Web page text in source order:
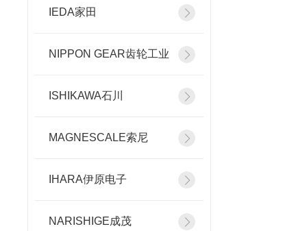
IEDA家田
NIPPON GEAR齿轮工业
ISHIKAWA石川
MAGNESCALE索尼
IHARA伊原电子
NARISHIGE成茂